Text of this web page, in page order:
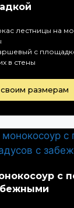
лестницы на
с
в стены
своим размерам
с